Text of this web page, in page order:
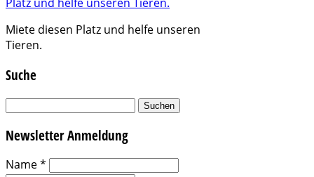
Miete diesen Platz und helfe unseren
Tieren.
Suche
Suchen
Newsletter Anmeldung
Name*